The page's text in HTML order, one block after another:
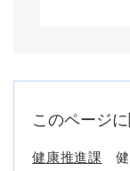
このページ
健康推進課